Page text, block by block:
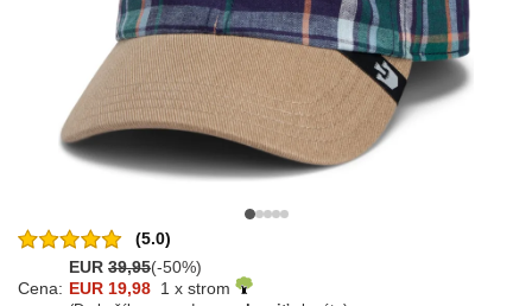
(5.0)
EUR 39,95(-50%)
Cena: EUR 19,98 1 x strom